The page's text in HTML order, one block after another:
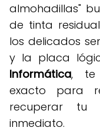
almohadillas"
de tinta
los delicados
y la placa
Informática, te
exacto para
recuperar tu
inmediato.